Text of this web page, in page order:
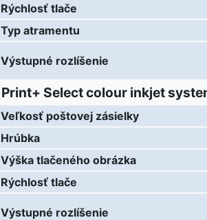
Rýchlosť tlače
Typ atramentu
Výstupné rozlíšenie
Print+ Select colour inkjet
Veľkosť poštovej zásielky
Hrúbka
Výška tlačeného obrázka
Rýchlosť tlače
Výstupné rozlíšenie